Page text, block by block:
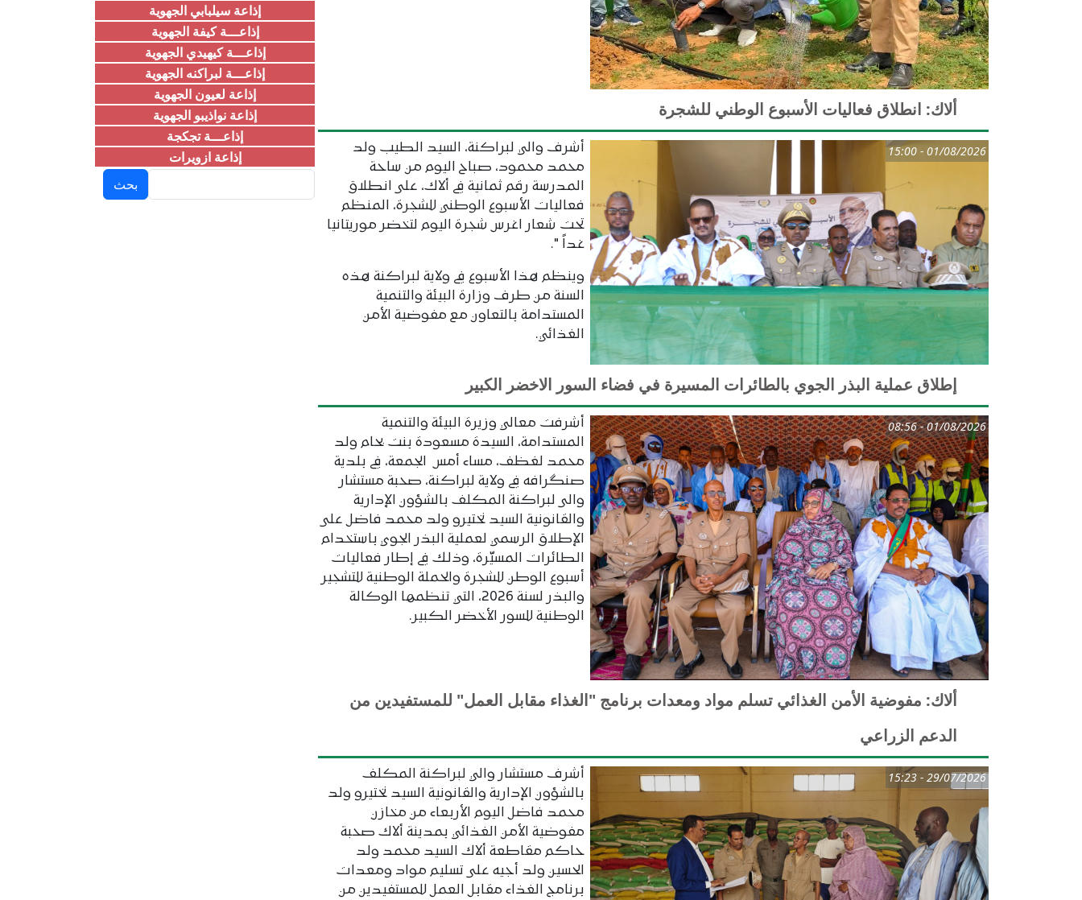
ألاك: انطلاق فعاليات الأسبوع الوطني للشجرة
01/08/2026 - 15:00
أشرف والي لبراكنة، السيد الطيب ولد
محمد محمود، صباح اليوم من ساحة
المدرسة رقم ثمانية في ألاك، على انطلاق
فعاليات الأسبوع الوطني للشجرة، المنظم
تحت شعار اغرس شجرة اليوم لتخضر موريتانيا
غداً ".
وينظم هذا الأسبوع في ولاية لبراكنة هذه
السنة من طرف وزارة البيئة والتنمية
المستدامة بالتعاون مع مفوضية الأمن
الغذائي.
إطلاق عملية البذر الجوي بالطائرات المسيرة في فضاء السور الاخضر الكبير
01/08/2026 - 08:56
أشرفت معالي وزيرة البيئة والتنمية
المستدامة، السيدة مسعودة بنت بحام ولد
محمد لغظف، مساء أمس الجمعة، في بلدية
صنگرافه في ولاية لبراكنة، صحبة مستشار
والى لبراكنة المكلف بالشؤون الإدارية
والقانونية السيد نختيرو ولد محمد فاضل على
الإطلاق الرسمي لعملية البذر الجوي باستخدام
الطائرات المسيّرة، وذلك في إطار فعاليات
أسبوع الوطن للشجرة والحملة الوطنية للتشجير
والبذر لسنة 2026، التي تنظمها الوكالة
الوطنية للسور الأخضر الكبير.
ألاك: مفوضية الأمن الغذائي تسلم مواد ومعدات برنامج "الغذاء مقابل العمل" للمستفيدين من
الدعم الزراعي
29/07/2026 - 15:23
أشرف مستشار والي لبراكنة المكلف
بالشؤون الإدارية والقانونية السيد نختيرو ولد
محمد فاضل اليوم الأربعاء من مخازن
مفوضية الأمن الغذائي بمدينة ألاك صحبة
حاكم مقاطعة ألاك السيد محمد ولد
الحسين ولد أجيه على تسليم مواد ومعدات
برنامج الغذاء مقابل العمل للمستفيدين من
إذاعة سيلبابي الجهوية
إذاعـــة كيفة الجهوية
إذاعـــة كيهيدي الجهوية
إذاعـــة لبراكنه الجهوية
إذاعة لعيون الجهوية
إذاعة نواذيبو الجهوية
إذاعـــة تجكجة
إذاعة ازويرات